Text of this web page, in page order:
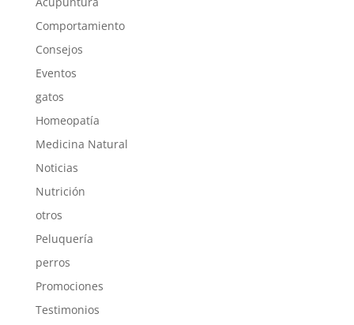
Comportamiento
Consejos
Eventos
gatos
Homeopatía
Medicina Natural
Noticias
Nutrición
otros
Peluquería
perros
Promociones
Testimonios